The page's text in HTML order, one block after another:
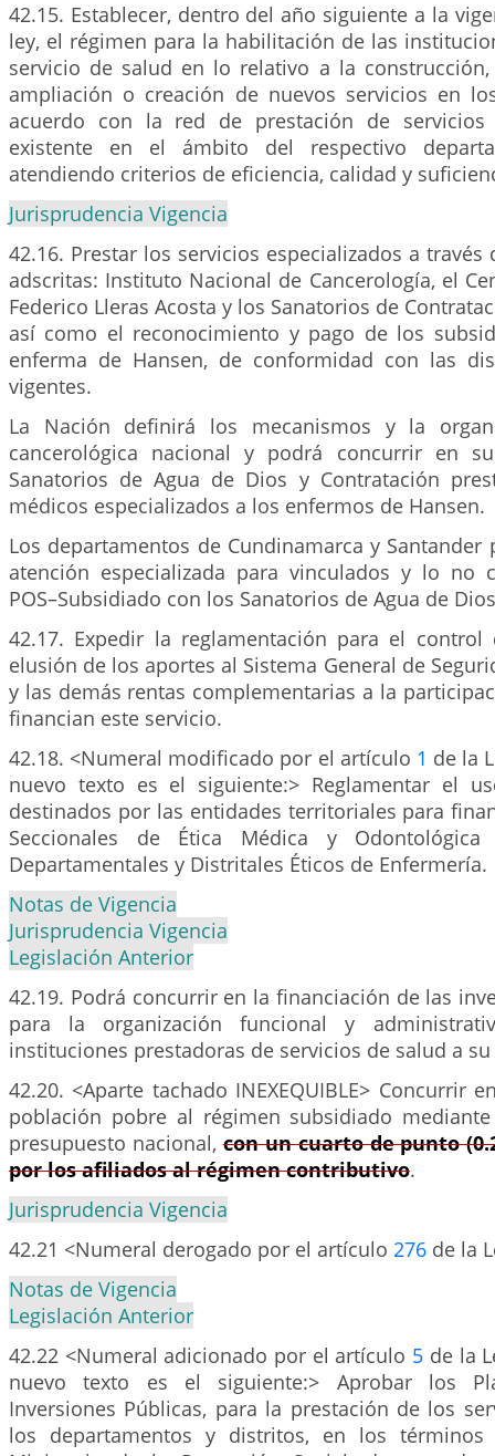
42.15. Establecer, dentro del año siguiente a la
ley, el régimen para la habilitación de las
servicio de salud en lo relativo a la
ampliación o creación de nuevos servicios en
acuerdo con la red de prestación de
existente en el ámbito del respectivo
atendiendo criterios de eficiencia, calidad y
Jurisprudencia Vigencia
42.16. Prestar los servicios especializados a
adscritas: Instituto Nacional de Cancerología, el
Federico Lleras Acosta y los Sanatorios de
así como el reconocimiento y pago de los
enferma de Hansen, de conformidad con las
vigentes.
La Nación definirá los mecanismos y la
cancerológica nacional y podrá concurrir en
Sanatorios de Agua de Dios y Contratación
médicos especializados a los enfermos de Hansen.
Los departamentos de Cundinamarca y
atención especializada para vinculados y lo no
POS–Subsidiado con los Sanatorios de Agua de
42.17. Expedir la reglamentación para el
elusión de los aportes al Sistema General de
y las demás rentas complementarias a la
financian este servicio.
42.18. <Numeral modificado por el artículo 1 de la
nuevo texto es el siguiente:> Reglamentar el
destinados por las entidades territoriales para
Seccionales de Ética Médica y
Departamentales y Distritales Éticos de Enfermería.
Notas de Vigencia
Jurisprudencia Vigencia
Legislación Anterior
42.19. Podrá concurrir en la financiación de las
para la organización funcional y
instituciones prestadoras de servicios de salud a
42.20. <Aparte tachado INEXEQUIBLE> Concurrir
población pobre al régimen subsidiado
presupuesto nacional,con un cuarto de punto
por los afiliados al régimen contributivo.
Jurisprudencia Vigencia
42.21 <Numeral derogado por el artículo 276 de la
Notas de Vigencia
Legislación Anterior
42.22 <Numeral adicionado por el artículo 5 de la
nuevo texto es el siguiente:> Aprobar los
Inversiones Públicas, para la prestación de los
los departamentos y distritos, en los